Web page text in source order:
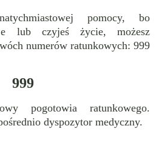
pomocy, bo
lub czyjeś życie, możesz
numerów ratunkowych: 999
999
pogotowia ratunkowego.
dyspozytor medyczny.